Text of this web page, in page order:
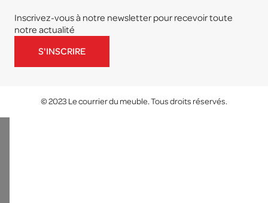
Inscrivez-vous à notre newsletter pour recevoir toute
notre actualité
S'INSCRIRE
© 2023 Le courrier du meuble. Tous droits réservés.